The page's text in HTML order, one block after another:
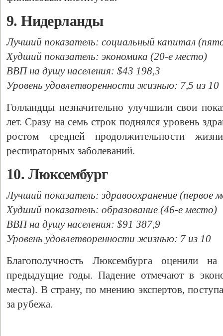
9. Нидерланды
Лучший показатель: cоциальный капитал
Худший показатель: экономика (20-е место)
ВВП на душу населения: $43 198,3
Уровень удовлетворенности жизнью: 7,5 из 10
Голландцы незначительно улучшили свои
лет. Сразу на семь строк поднялся уровень
ростом средней продолжительности
респираторных заболеваний.
10. Люксембург
Лучший показатель: здравоохранение (первое
Худший показатель: образование (46-е место)
ВВП на душу населения: $91 387,9
Уровень удовлетворенности жизнью: 7 из 10
Благополучность Люксембурга
предыдущие годы. Падение отмечают в
места). В страну, по мнению экспертов,
за рубежа.